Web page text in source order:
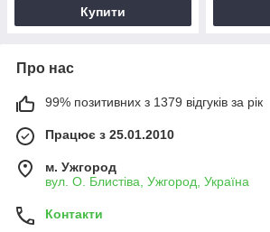
Купити
Про нас
99% позитивних з 1379 відгуків за рік
Працює з 25.01.2010
м. Ужгород
вул. О. Блистіва, Ужгород, Україна
Контакти